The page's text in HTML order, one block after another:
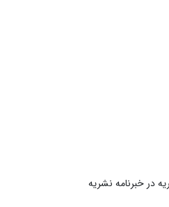
در خبرنامه نشریه